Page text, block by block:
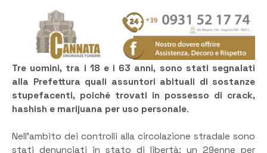
Tre uomini, tra i 18 e i 63 anni, sono stati segnalati
alla Prefettura quali assuntori abituali di sostanze
stupefacenti, poiché trovati in possesso di crack,
hashish e marijuana per uso personale.
Nell’ambito dei controlli alla circolazione stradale sono
stati denunciati in stato di libertà: un 29enne per